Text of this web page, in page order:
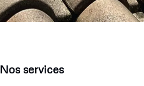
Nos services